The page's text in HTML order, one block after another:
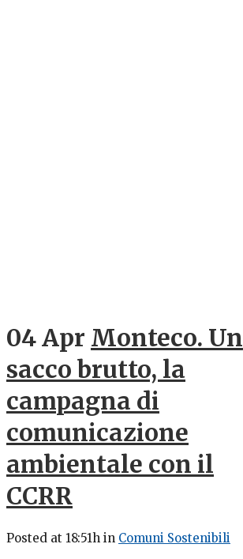
04 Apr Monteco. Un
sacco brutto, la
campagna di
comunicazione
ambientale con il
CCRR
Posted at 18:51h in Comuni Sostenibili